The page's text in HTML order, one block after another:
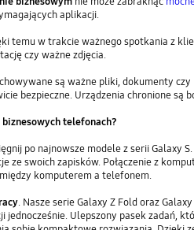
aplikacji.
temu w trakcie ważnego spotkania z
czy ważne zdjęcia.
są ważne pliki, dokumenty czy
bezpieczne. Urządzenia chronione są
biznesowych telefonach?
po najnowsze modele z serii Galaxy
swoich zapisków. Połączenie z
komputerem a telefonem.
. Nasze serie Galaxy Z Fold oraz
Ulepszony pasek zadań,